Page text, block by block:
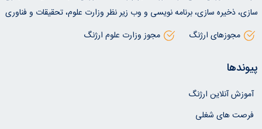
سازی، ذخیره سازی، برنامه نویسی و وب زیر نظر وزارت علوم، تحقیقات و فناوری
مجوزهای ارژنگ
مجوز وزارت علوم ارژنگ
پیوندها
آموزش آنلاین ارژنگ
فرصت های شغلی